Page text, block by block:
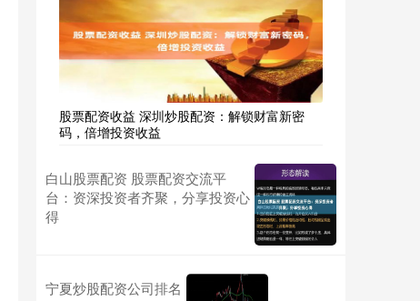
股票配资收益 深圳炒股配资：解锁财富新密
码，倍增投资收益
白山股票配资 股票配资交流平
台：资深投资者齐聚，分享投资心
得
宁夏炒股配资公司排名